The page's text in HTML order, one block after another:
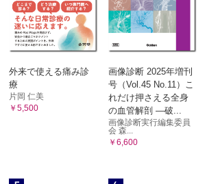
外来で使える痛み診
療
片岡 仁美
￥5,500
画像診断 2025年増刊
号（Vol.45 No.11）こ
れだけ押さえる全身
の血管解剖 ―破...
画像診断実行編集委員
会 森...
￥6,600